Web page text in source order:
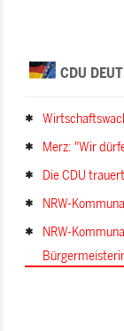
CDU
Merz: "Wir
Die CDU
NRW-
NRW-